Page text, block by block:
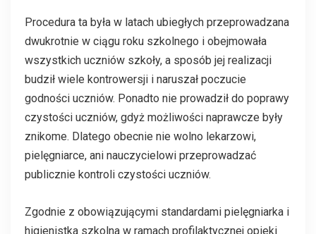
Procedura ta była w latach ubiegłych przeprowadzana
dwukrotnie w ciągu roku szkolnego i obejmowała
wszystkich uczniów szkoły, a sposób jej realizacji
budził wiele kontrowersji i naruszał poczucie
godności uczniów. Ponadto nie prowadził do poprawy
czystości uczniów, gdyż możliwości naprawcze były
znikome. Dlatego obecnie nie wolno lekarzowi,
pielęgniarce, ani nauczycielowi przeprowadzać
publicznie kontroli czystości uczniów.
Zgodnie z obowiązującymi standardami pielęgniarka i
higienistka szkolna w ramach profilaktycznej opieki